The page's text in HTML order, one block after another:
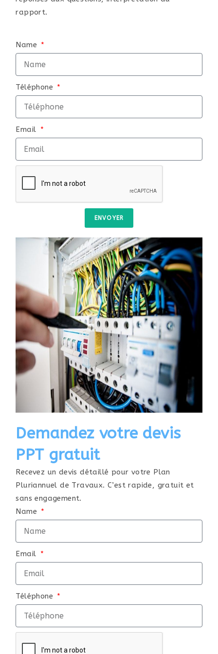
rapport.
Name
Téléphone
Email
ENVOYER
Demandez votre devis
PPT gratuit
Recevez un devis détaillé pour votre Plan
Pluriannuel de Travaux. C’est rapide, gratuit et
sans engagement.
Name
Email
Téléphone